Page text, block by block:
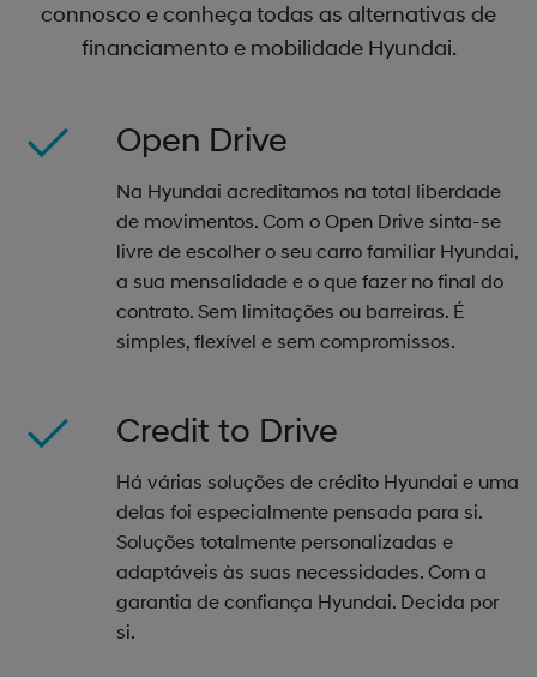
connosco e conheça todas as alternativas de
financiamento e mobilidade Hyundai.
Open Drive
Na Hyundai acreditamos na total liberdade
de movimentos. Com o Open Drive sinta-se
livre de escolher o seu carro familiar Hyundai,
a sua mensalidade e o que fazer no final do
contrato. Sem limitações ou barreiras. É
simples, flexível e sem compromissos.
Credit to Drive
Há várias soluções de crédito Hyundai e uma
delas foi especialmente pensada para si.
Soluções totalmente personalizadas e
adaptáveis às suas necessidades. Com a
garantia de confiança Hyundai. Decida por
si.